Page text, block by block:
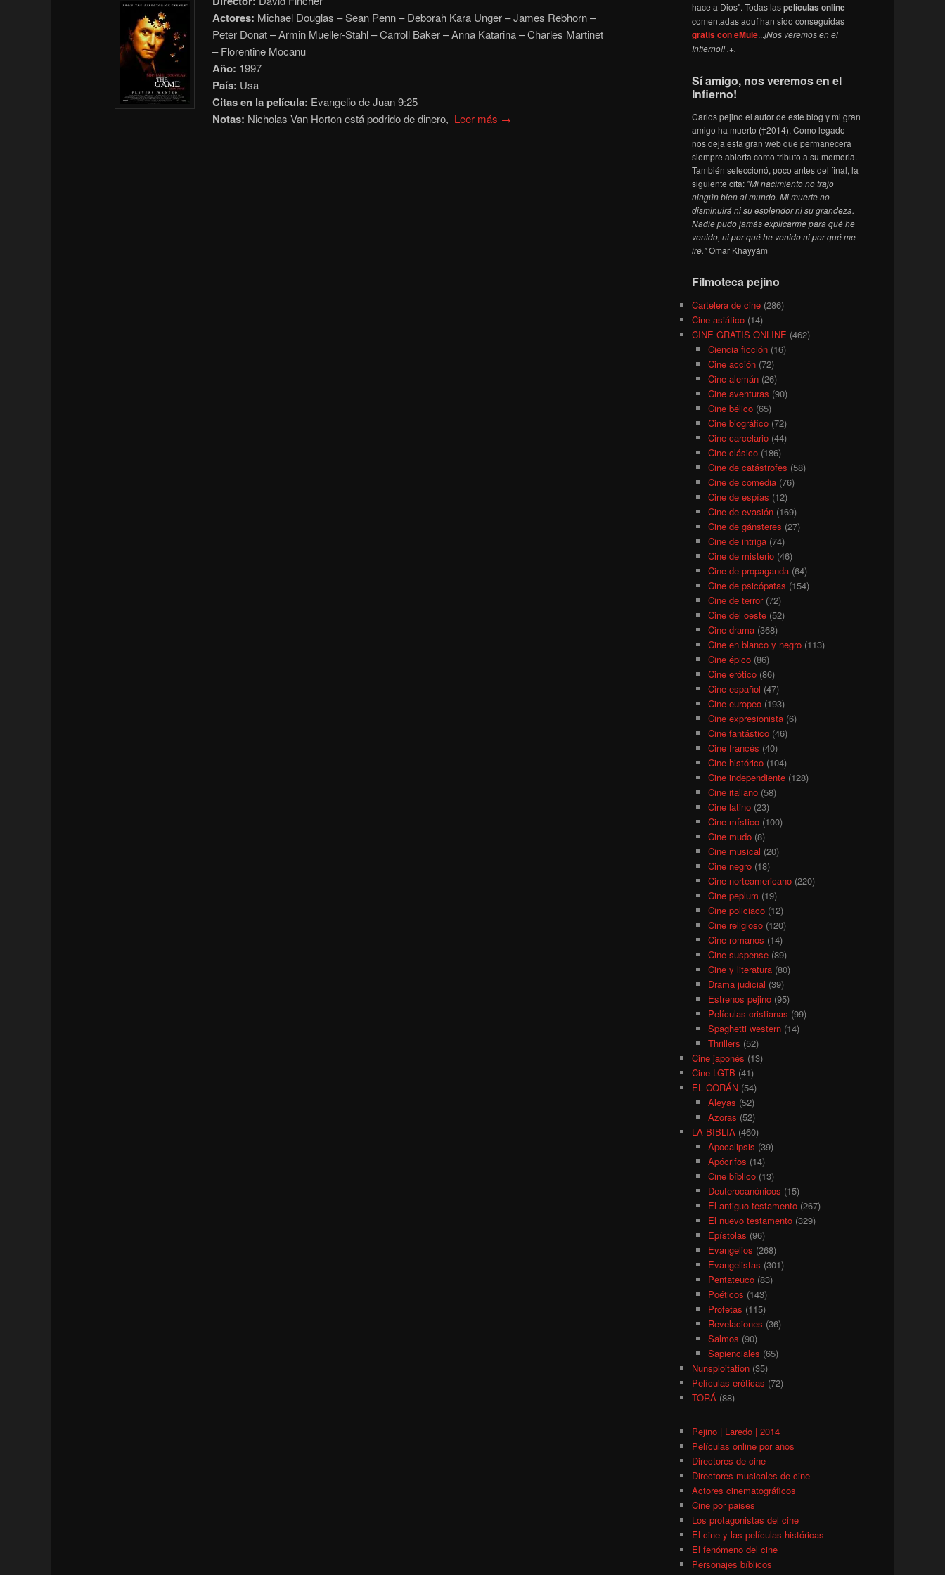
Actores: Michael Douglas – Sean Penn – Deborah Kara Unger – James Rebhorn –
Peter Donat – Armin Mueller-Stahl – Carroll Baker – Anna Katarina – Charles Martinet
– Florentine Mocanu
Año: 1997
País: Usa
Citas en la película: Evangelio de Juan 9:25
Notas: Nicholas Van Horton está podrido de dinero, Leer más →
hace a Dios". Todas laspelículas online
comentadas aquí han sido conseguidas
gratis con eMule...¡Nos veremos en el
Infierno!! .+.
Sí amigo, nos veremos en el
Infierno!
Carlos pejino el autor de este blog y mi gran
amigo ha muerto (†2014). Como legado
nos deja esta gran web que permanecerá
siempre abierta como tributo a su memoria.
También seleccionó, poco antes del final, la
siguiente cita: "Mi nacimiento no trajo
ningún bien al mundo. Mi muerte no
disminuirá ni su esplendor ni su grandeza.
Nadie pudo jamás explicarme para qué he
venido, ni por qué he venido ni por qué me
iré."Omar Khayyám
Filmoteca pejino
Cartelera de cine (286)
Cine asiático (14)
CINE GRATIS ONLINE (462)
Ciencia ficción(16)
Cine acción(72)
Cine alemán(26)
Cine aventuras (90)
Cine bélico(65)
Cine biográfico(72)
Cine carcelario(44)
Cine clásico(186)
Cine de catástrofes (58)
Cine de comedia(76)
Cine de espías (12)
Cine de evasión(169)
Cine de gánsteres (27)
Cine de intriga(74)
Cine de misterio(46)
Cine de propaganda(64)
Cine de psicópatas (154)
Cine de terror(72)
Cine del oeste(52)
Cine drama(368)
Cine en blanco y negro(113)
Cine épico(86)
Cine erótico(86)
Cine español (47)
Cine europeo(193)
Cine expresionista(6)
Cine fantástico(46)
Cine francés (40)
Cine histórico(104)
Cine independiente(128)
Cine italiano(58)
Cine latino(23)
Cine místico(100)
Cine mudo(8)
Cine musical (20)
Cine negro(18)
Cine norteamericano(220)
Cine peplum (19)
Cine policiaco(12)
Cine religioso(120)
Cine romanos (14)
Cine suspense(89)
Cine y literatura(80)
Drama judicial (39)
Estrenos pejino(95)
Películas cristianas (99)
Spaghetti western(14)
Thrillers (52)
Cine japonés (13)
Cine LGTB (41)
EL CORÁN (54)
Aleyas (52)
Azoras (52)
LA BIBLIA (460)
Apocalipsis (39)
Apócrifos (14)
Cine bíblico(13)
Deuterocanónicos (15)
El antiguo testamento(267)
El nuevo testamento(329)
Epístolas (96)
Evangelios (268)
Evangelistas (301)
Pentateuco(83)
Poéticos (143)
Profetas (115)
Revelaciones (36)
Salmos (90)
Sapienciales (65)
Nunsploitation (35)
Películas eróticas (72)
TORÁ (88)
Pejino | Laredo | 2014
Películas online por años
Directores de cine
Directores musicales de cine
Actores cinematográficos
Cine por paises
Los protagonistas del cine
El cine y las películas históricas
El fenómeno del cine
Personajes bíblicos